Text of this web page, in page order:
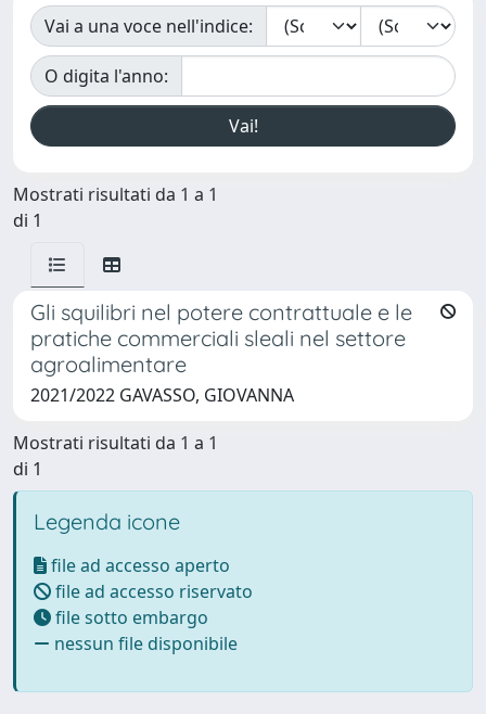
Vai a una voce nell'indice:
O digita l'anno:
Mostrati risultati da 1 a 1
di 1
Gli squilibri nel potere contrattuale e le
pratiche commerciali sleali nel settore
agroalimentare
2021/2022 GAVASSO, GIOVANNA
Mostrati risultati da 1 a 1
di 1
Legenda icone
file ad accesso aperto
file ad accesso riservato
file sotto embargo
nessun file disponibile